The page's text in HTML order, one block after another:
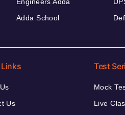
Adda School
Us
Test
Mock
Live